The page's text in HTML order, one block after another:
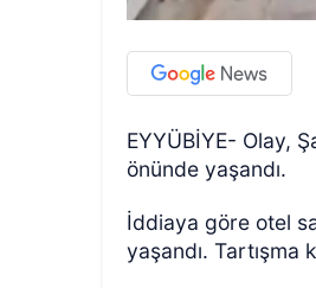
EYYÜBİYE- Olay,
önünde yaşandı.
İddiaya göre otel
yaşandı.